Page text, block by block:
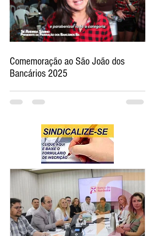
Comemoração ao São João dos
Bancários 2025